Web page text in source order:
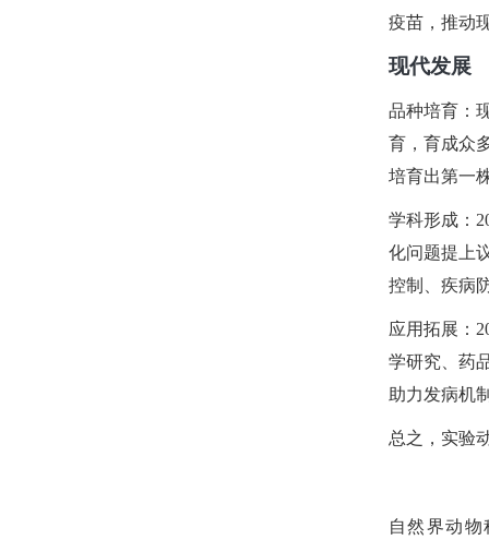
疫苗，推动
现代发展
品种培育：
育，育成众
培育出第一
学科形成：
化问题提上
控制、疾病
应用拓展：
学研究、药
助力发病机
总之，实验
自然界动